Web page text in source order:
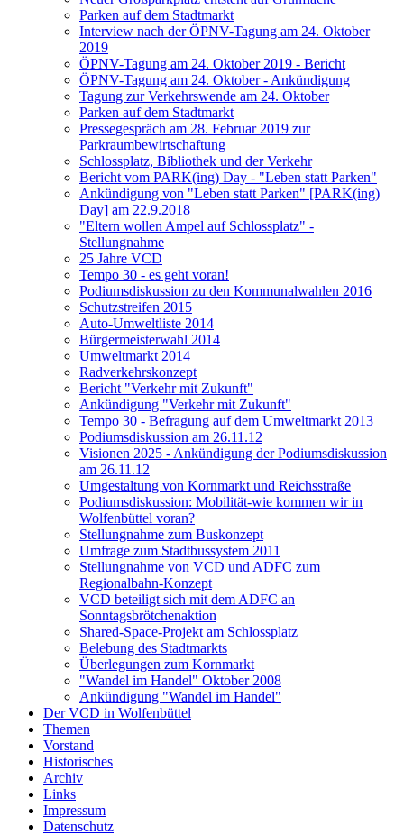
Parken auf dem Stadtmarkt
Interview nach der ÖPNV-Tagung am 24. Oktober
2019
ÖPNV-Tagung am 24. Oktober 2019 - Bericht
ÖPNV-Tagung am 24. Oktober - Ankündigung
Tagung zur Verkehrswende am 24. Oktober
Parken auf dem Stadtmarkt
Pressegespräch am 28. Februar 2019 zur
Parkraumbewirtschaftung
Schlossplatz, Bibliothek und der Verkehr
Bericht vom PARK(ing) Day - "Leben statt Parken"
Ankündigung von "Leben statt Parken" [PARK(ing)
Day] am 22.9.2018
"Eltern wollen Ampel auf Schlossplatz" -
Stellungnahme
25 Jahre VCD
Tempo 30 - es geht voran!
Podiumsdiskussion zu den Kommunalwahlen 2016
Schutzstreifen 2015
Auto-Umweltliste 2014
Bürgermeisterwahl 2014
Umweltmarkt 2014
Radverkehrskonzept
Bericht "Verkehr mit Zukunft"
Ankündigung "Verkehr mit Zukunft"
Tempo 30 - Befragung auf dem Umweltmarkt 2013
Podiumsdiskussion am 26.11.12
Visionen 2025 - Ankündigung der Podiumsdiskussion
am 26.11.12
Umgestaltung von Kornmarkt und Reichsstraße
Podiumsdiskussion: Mobilität-wie kommen wir in
Wolfenbüttel voran?
Stellungnahme zum Buskonzept
Umfrage zum Stadtbussystem 2011
Stellungnahme von VCD und ADFC zum
Regionalbahn-Konzept
VCD beteiligt sich mit dem ADFC an
Sonntagsbrötchenaktion
Shared-Space-Projekt am Schlossplatz
Belebung des Stadtmarkts
Überlegungen zum Kornmarkt
"Wandel im Handel" Oktober 2008
Ankündigung "Wandel im Handel"
Der VCD in Wolfenbüttel
Themen
Vorstand
Historisches
Archiv
Links
Impressum
Datenschutz